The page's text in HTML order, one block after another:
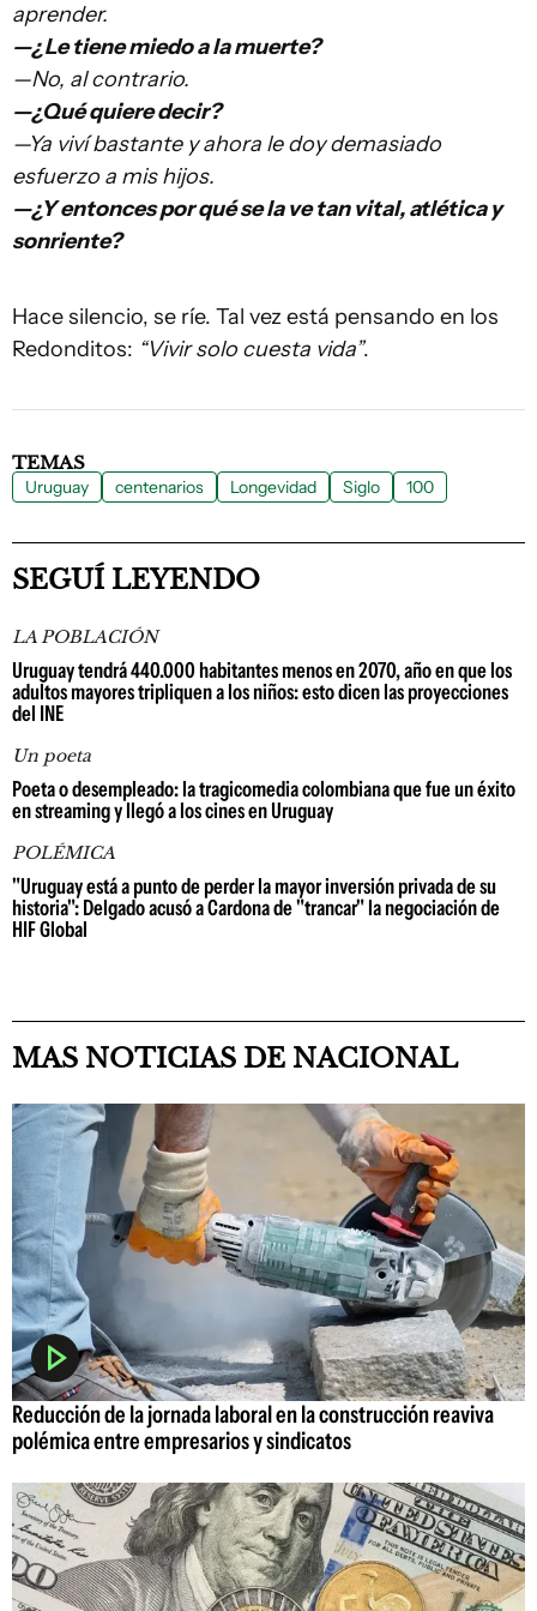
aprender.
—¿Le tiene miedo a la muerte?
—No, al contrario.
—¿Qué quiere decir?
—Ya viví bastante y ahora le doy demasiado
esfuerzo a mis hijos.
—¿Y entonces por qué se la ve tan vital, atlética y
sonriente?
Hace silencio, se ríe. Tal vez está pensando en los
Redonditos: “Vivir solo cuesta vida”.
TEMAS
Uruguay centenarios Longevidad Siglo 100
SEGUÍ LEYENDO
LA POBLACIÓN
Uruguay tendrá 440.000 habitantes menos en 2070, año en que los
adultos mayores tripliquen a los niños: esto dicen las proyecciones
del INE
Un poeta
Poeta o desempleado: la tragicomedia colombiana que fue un éxito
en streaming y llegó a los cines en Uruguay
POLÉMICA
"Uruguay está a punto de perder la mayor inversión privada de su
historia": Delgado acusó a Cardona de "trancar" la negociación de
HIF Global
MAS NOTICIAS DE NACIONAL
Reducción de la jornada laboral en la construcción reaviva
polémica entre empresarios y sindicatos